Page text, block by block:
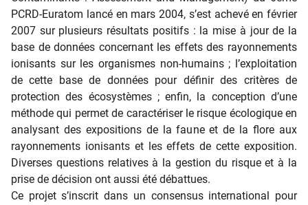
PCRD-Euratom lancé en mars 2004, s’est achevé en février
2007 sur plusieurs résultats positifs : la mise à jour de la
base de données concernant les effets des rayonnements
ionisants sur les organismes non-humains ; l’exploitation
de cette base de données pour définir des critères de
protection des écosystèmes ; enfin, la conception d’une
méthode qui permet de caractériser le risque écologique en
analysant des expositions de la faune et de la flore aux
rayonnements ionisants et les effets de cette exposition.
Diverses questions relatives à la gestion du risque et à la
prise de décision ont aussi été débattues.
Ce projet s’inscrit dans un consensus international pour